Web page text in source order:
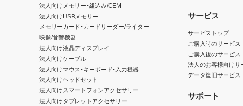
法人向けメモリー・組込み/OEM
法人向けUSBメモリー
メモリーカード・カードリーダー/ライター
映像/音響機器
法人向け液晶ディスプレイ
法人向けケーブル
法人向けマウス・キーボード・入力機器
法人向けヘッドセット
法人向けスマートフォンアクセサリー
法人向けタブレットアクセサリー
サービス
サービストップ
ご購入時のサービス
ご購入後のサービス
法人のお客様向けサ
データ復旧サービス
サポート